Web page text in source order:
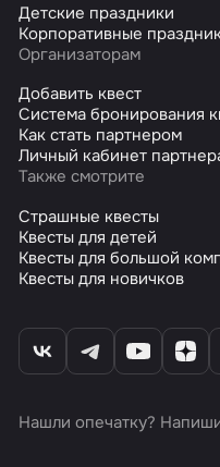
Детские праздники
Корпоративные
Организаторам
Добавить квест
Система бронирования
Как стать партнером
Личный кабинет
Также смотрите
Страшные квесты
Квесты для детей
Квесты для большой
Квесты для новичков
Нашли опечатку?